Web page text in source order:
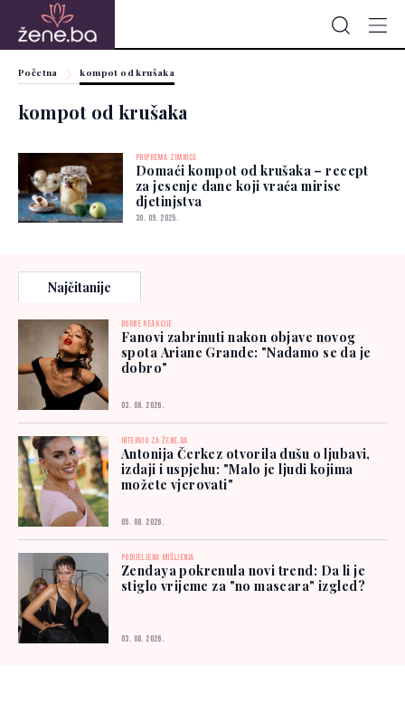
Početna kompot od krušaka
kompot od krušaka
PRIPREMA ZIMNICE
Domaći kompot od krušaka – recept
za jesenje dane koji vraća mirise
djetinjstva
30. 09. 2025.
Najčitanije
BURNE REAKCIJE
Fanovi zabrinuti nakon objave novog
spota Ariane Grande: "Nadamo se da je
dobro"
03. 08. 2026.
INTERVJU ZA ŽENE.BA
Antonija Čerkez otvorila dušu o ljubavi,
izdaji i uspjehu: "Malo je ljudi kojima
možete vjerovati"
05. 08. 2026.
PODIJELJENA MIŠLJENJA
Zendaya pokrenula novi trend: Da li je
stiglo vrijeme za "no mascara" izgled?
03. 08. 2026.